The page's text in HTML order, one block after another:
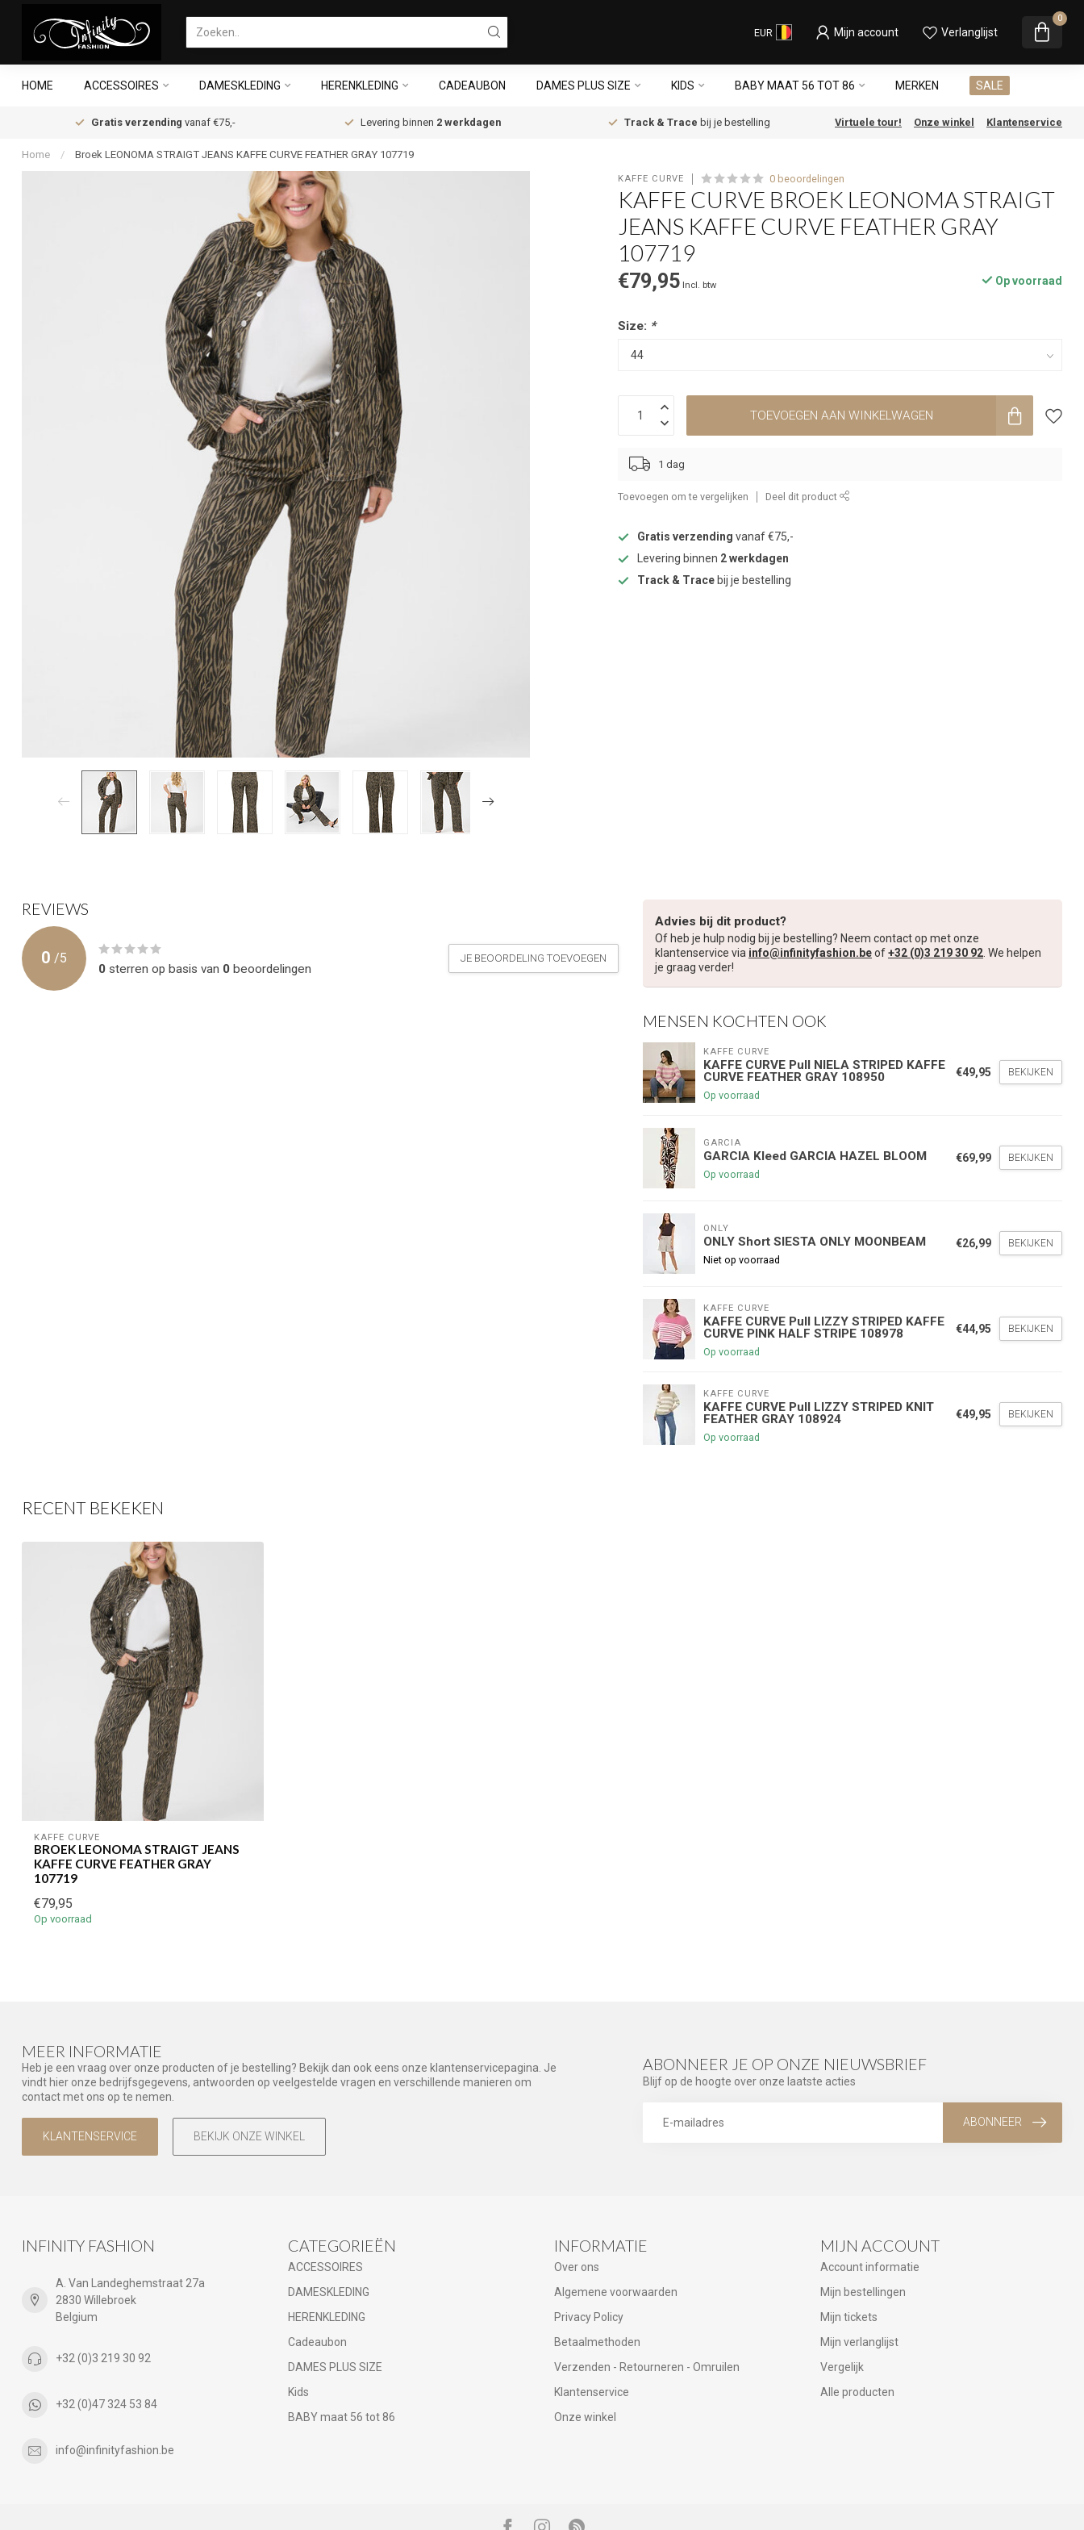
EUR Mijn account Verlanglijst
0
HOME ACCESSOIRES DAMESKLEDING HERENKLEDING CADEAUBON DAMES PLUS SIZE KIDS BABY MAAT 56 TOT 86 MERKEN SALE
Gratis verzending vanaf €75,- Levering binnen 2 werkdagen Track & Trace bij je bestelling Virtuele tour! Onze winkel Klantenservice
Home / Broek LEONOMA STRAIGT JEANS KAFFE CURVE FEATHER GRAY 107719
KAFFE CURVE 0 beoordelingen
KAFFE CURVE BROEK LEONOMA STRAIGT
JEANS KAFFE CURVE FEATHER GRAY
107719
€79,95 Incl. btw Op voorraad
Size: *
TOEVOEGEN AAN WINKELWAGEN
1 dag
Toevoegen om te vergelijken Deel dit product
Gratis verzending vanaf €75,-
Levering binnen 2 werkdagen
Track & Trace bij je bestelling
REVIEWS
0 /5
0 sterren op basis van 0 beoordelingen
JE BEOORDELING TOEVOEGEN
Advies bij dit product?
Of heb je hulp nodig bij je bestelling? Neem contact op met onze
klantenservice via info@infinityfashion.beof+32 (0)3 219 30 92 . We helpen
je graag verder!
MENSEN KOCHTEN OOK
KAFFE CURVE
KAFFE CURVE Pull NIELA STRIPED KAFFE
CURVE FEATHER GRAY 108950
Op voorraad
€49,95 BEKIJKEN
GARCIA
GARCIA Kleed GARCIA HAZEL BLOOM
Op voorraad
€69,99 BEKIJKEN
ONLY
ONLY Short SIESTA ONLY MOONBEAM
Niet op voorraad
€26,99 BEKIJKEN
KAFFE CURVE
KAFFE CURVE Pull LIZZY STRIPED KAFFE
CURVE PINK HALF STRIPE 108978
Op voorraad
€44,95 BEKIJKEN
KAFFE CURVE
KAFFE CURVE Pull LIZZY STRIPED KNIT
FEATHER GRAY 108924
Op voorraad
€49,95 BEKIJKEN
RECENT BEKEKEN
KAFFE CURVE
BROEK LEONOMA STRAIGT JEANS
KAFFE CURVE FEATHER GRAY
107719
€79,95
Op voorraad
MEER INFORMATIE
Heb je een vraag over onze producten of je bestelling? Bekijk dan ook eens onze klantenservicepagina. Je
vindt hier onze bedrijfsgegevens, antwoorden op veelgestelde vragen en verschillende manieren om
contact met ons op te nemen.
KLANTENSERVICE BEKIJK ONZE WINKEL
ABONNEER JE OP ONZE NIEUWSBRIEF
Blijf op de hoogte over onze laatste acties
ABONNEER
INFINITY FASHION
A. Van Landeghemstraat 27a
2830 Willebroek
Belgium
+32 (0)3 219 30 92
+32 (0)47 324 53 84
info@infinityfashion.be
CATEGORIEËN
ACCESSOIRES
DAMESKLEDING
HERENKLEDING
Cadeaubon
DAMES PLUS SIZE
Kids
BABY maat 56 tot 86
INFORMATIE
Over ons
Algemene voorwaarden
Privacy Policy
Betaalmethoden
Verzenden - Retourneren - Omruilen
Klantenservice
Onze winkel
MIJN ACCOUNT
Account informatie
Mijn bestellingen
Mijn tickets
Mijn verlanglijst
Vergelijk
Alle producten
€5,00 korting op je volgende bestelling
5 euro kortingop je volgende aankoop!
😀
Je korting is geldig bij een minimale bestelwaarde van €45,00